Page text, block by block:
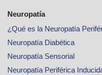
Neuropatía
¿Qué es la Neuropatía
Neuropatía Diabética
Neuropatía Sensorial
Neuropatía Periférica